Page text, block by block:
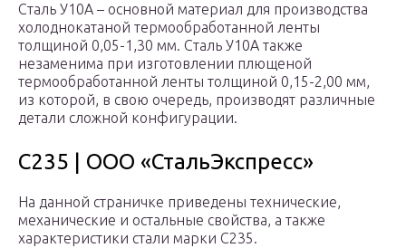
Сталь У10А – основной материал для производства
холоднокатаной термообработанной ленты
толщиной 0,05-1,30 мм. Сталь У10А также
незаменима при изготовлении плющеной
термообработанной ленты толщиной 0,15-2,00 мм,
из которой, в свою очередь, производят различные
детали сложной конфигурации.
С235 | ООО «СтальЭкспресс»
На данной страничке приведены технические,
механические и остальные свойства, а также
характеристики стали марки С235.